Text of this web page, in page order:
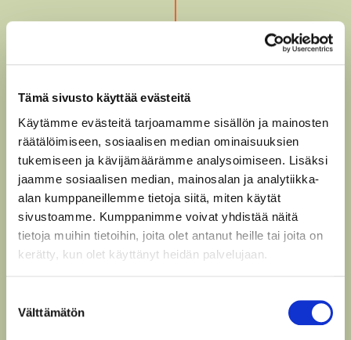
Tämä sivusto käyttää evästeitä
Käytämme evästeitä tarjoamamme sisällön ja mainosten
räätälöimiseen, sosiaalisen median ominaisuuksien
tukemiseen ja kävijämäärämme analysoimiseen. Lisäksi
jaamme sosiaalisen median, mainosalan ja analytiikka-
alan kumppaneillemme tietoja siitä, miten käytät
sivustoamme. Kumppanimme voivat yhdistää näitä
tietoja muihin tietoihin, joita olet antanut heille tai joita on
kerätty, kun olet käyttänyt heidän palvelujaan.
valinta
Välttämätön
Agroekologian apulaisprofessori
Johan Ekroos, Helsingin yliopisto:
Maisematason monimuotoisuus
maataloudessa – mitä viljelijä ja
biodiversiteetti tarvitsevat
toisiltaan? Millaisia leimallisia
piirteitä biodiversiteettiin liittyy
erilaisissa maisemissa ja miten
viljelijä voi oppia katsomaan omaa
maisemaansa biodiversiteetin
maatalousympäristöön.